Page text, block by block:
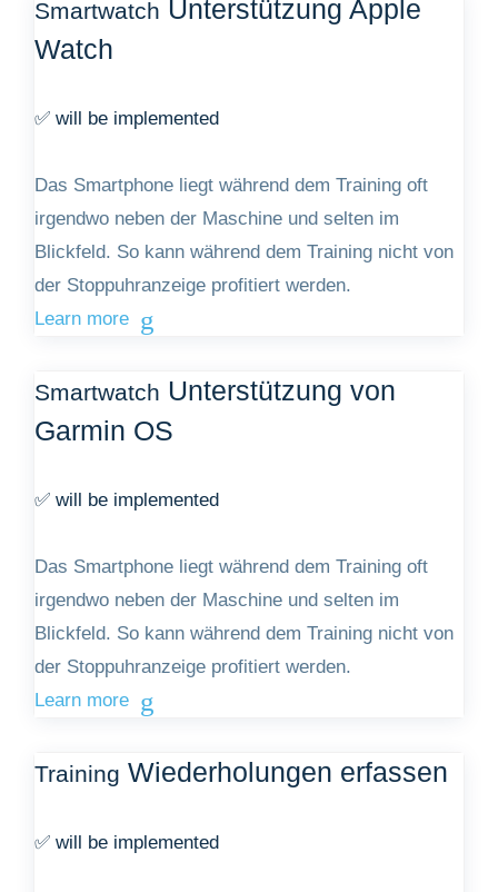
Smartwatch Unterstützung Apple
Watch
✅ will be implemented
Das Smartphone liegt während dem Training oft
irgendwo neben der Maschine und selten im
Blickfeld. So kann während dem Training nicht von
der Stoppuhranzeige profitiert werden.
Learn more
Smartwatch Unterstützung von
Garmin OS
✅ will be implemented
Das Smartphone liegt während dem Training oft
irgendwo neben der Maschine und selten im
Blickfeld. So kann während dem Training nicht von
der Stoppuhranzeige profitiert werden.
Learn more
Training Wiederholungen erfassen
✅ will be implemented